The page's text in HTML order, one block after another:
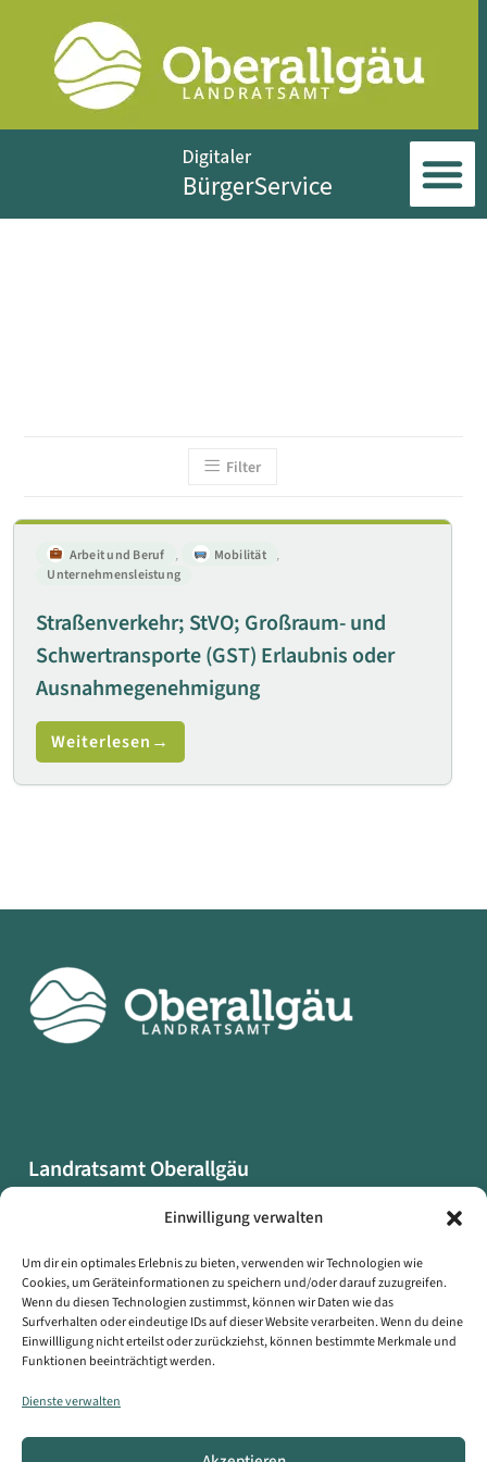
Einwilligung verwalten
Um dir ein optimales Erlebnis zu bieten, verwenden wir Technologien wie
Cookies, um Geräteinformationen zu speichern und/oder darauf zuzugreifen.
Wenn du diesen Technologien zustimmst, können wir Daten wie das
Surfverhalten oder eindeutige IDs auf dieser Website verarbeiten. Wenn du deine
Einwillligung nicht erteilst oder zurückziehst, können bestimmte Merkmale und
Funktionen beeinträchtigt werden.
Dienste verwalten
Filter
Arbeit und Beruf , Mobilität ,
Unternehmensleistung
Straßenverkehr; StVO; Großraum- und
Schwertransporte (GST) Erlaubnis oder
Ausnahmegenehmigung
Weiterlesen
Landratsamt Oberallgäu
87527 Sonthofen
Datenschutzerklärung
Impressum
Erklärung zur Barrierefreiheit